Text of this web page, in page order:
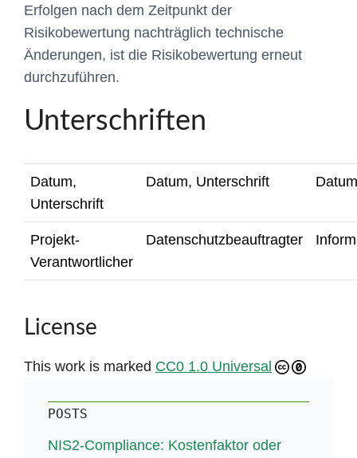
Erfolgen nach dem Zeitpunkt der
Risikobewertung nachträglich technische
Änderungen, ist die Risikobewertung erneut
durchzuführen.
Unterschriften
Datum,
Unterschrift
Datum, Unterschrift
Projekt-
Verantwortlicher
Datenschutzbeauftragter
License
This work is marked CC0 1.0 Universal
POSTS
NIS2-Compliance: Kostenfaktor oder